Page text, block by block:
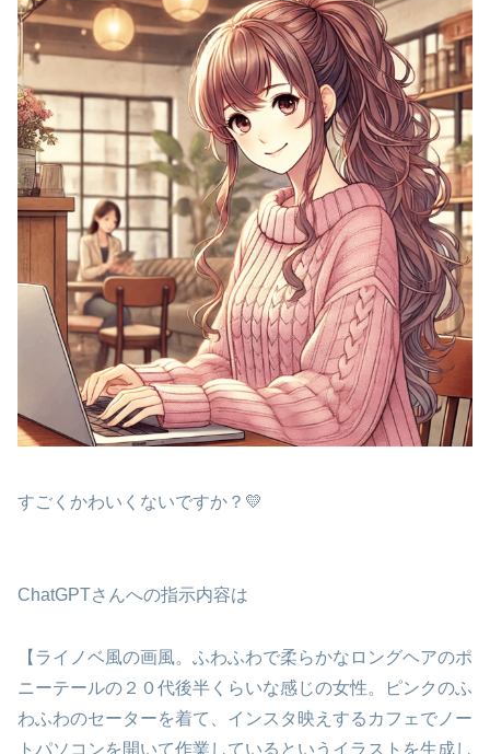
すごくかわいくないですか？💛
ChatGPTさんへの指示内容は
【ライノベ風の画風。ふわふわで柔らかなロングヘアのポ
ニーテールの２０代後半くらいな感じの女性。ピンクのふ
わふわのセーターを着て、インスタ映えするカフェでノー
トパソコンを開いて作業しているというイラストを生成し